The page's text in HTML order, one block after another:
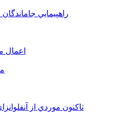
راهپيمايي
اعمال
تاکنون موردي از